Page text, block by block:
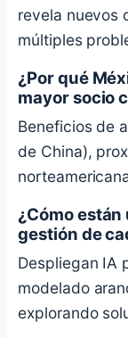
revela nuevos
múltiples
¿Por qué
mayor socio
Beneficios de
de China),
¿Cómo están
gestión de
Despliegan IA
modelado
explorando